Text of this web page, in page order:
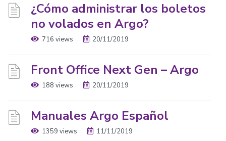
¿Cómo administrar los boletos
no volados en Argo?
716 views 20/11/2019
Front Office Next Gen – Argo
188 views 20/11/2019
Manuales Argo Español
1359 views 11/11/2019